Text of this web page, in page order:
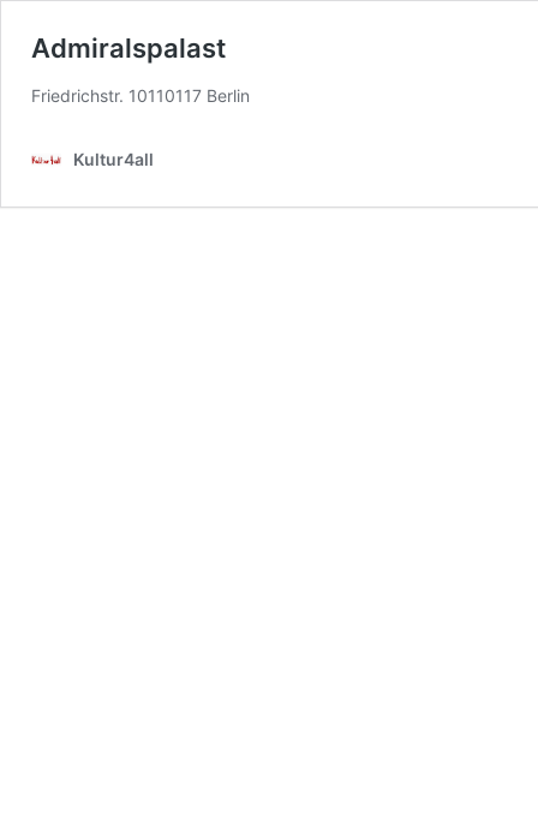
Admiralspalast
Friedrichstr. 10110117 Berlin
Kultur4all